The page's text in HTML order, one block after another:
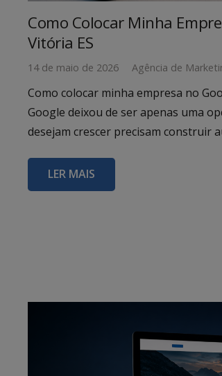
Como Colocar Minha
Vitória ES
14 de maio de 2026 Agência de
Como colocar minha empresa no
Google deixou de ser apenas uma
desejam crescer precisam construir
LER MAIS